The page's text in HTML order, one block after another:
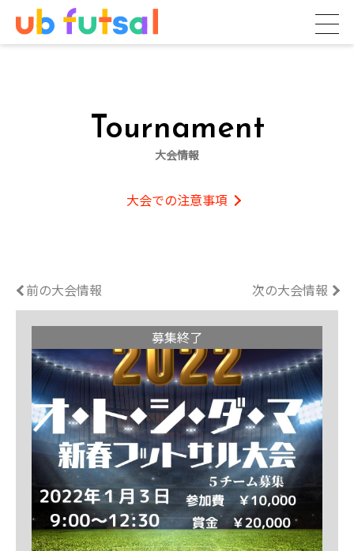
Tournament
大会情報
大会での注意事項
前の大会情報 次の大会情報
募集終了